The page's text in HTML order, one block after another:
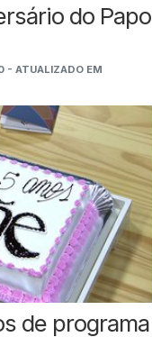
do Papo
- ATUALIZADO EM
de programa